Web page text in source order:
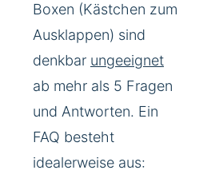
Boxen (Kästchen zum
Ausklappen) sind
denkbar ungeeignet
ab mehr als 5 Fragen
und Antworten. Ein
FAQ besteht
idealerweise aus: